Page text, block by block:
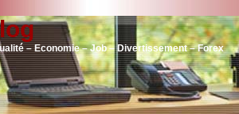
– Economie – Job – Divertissement – Forex